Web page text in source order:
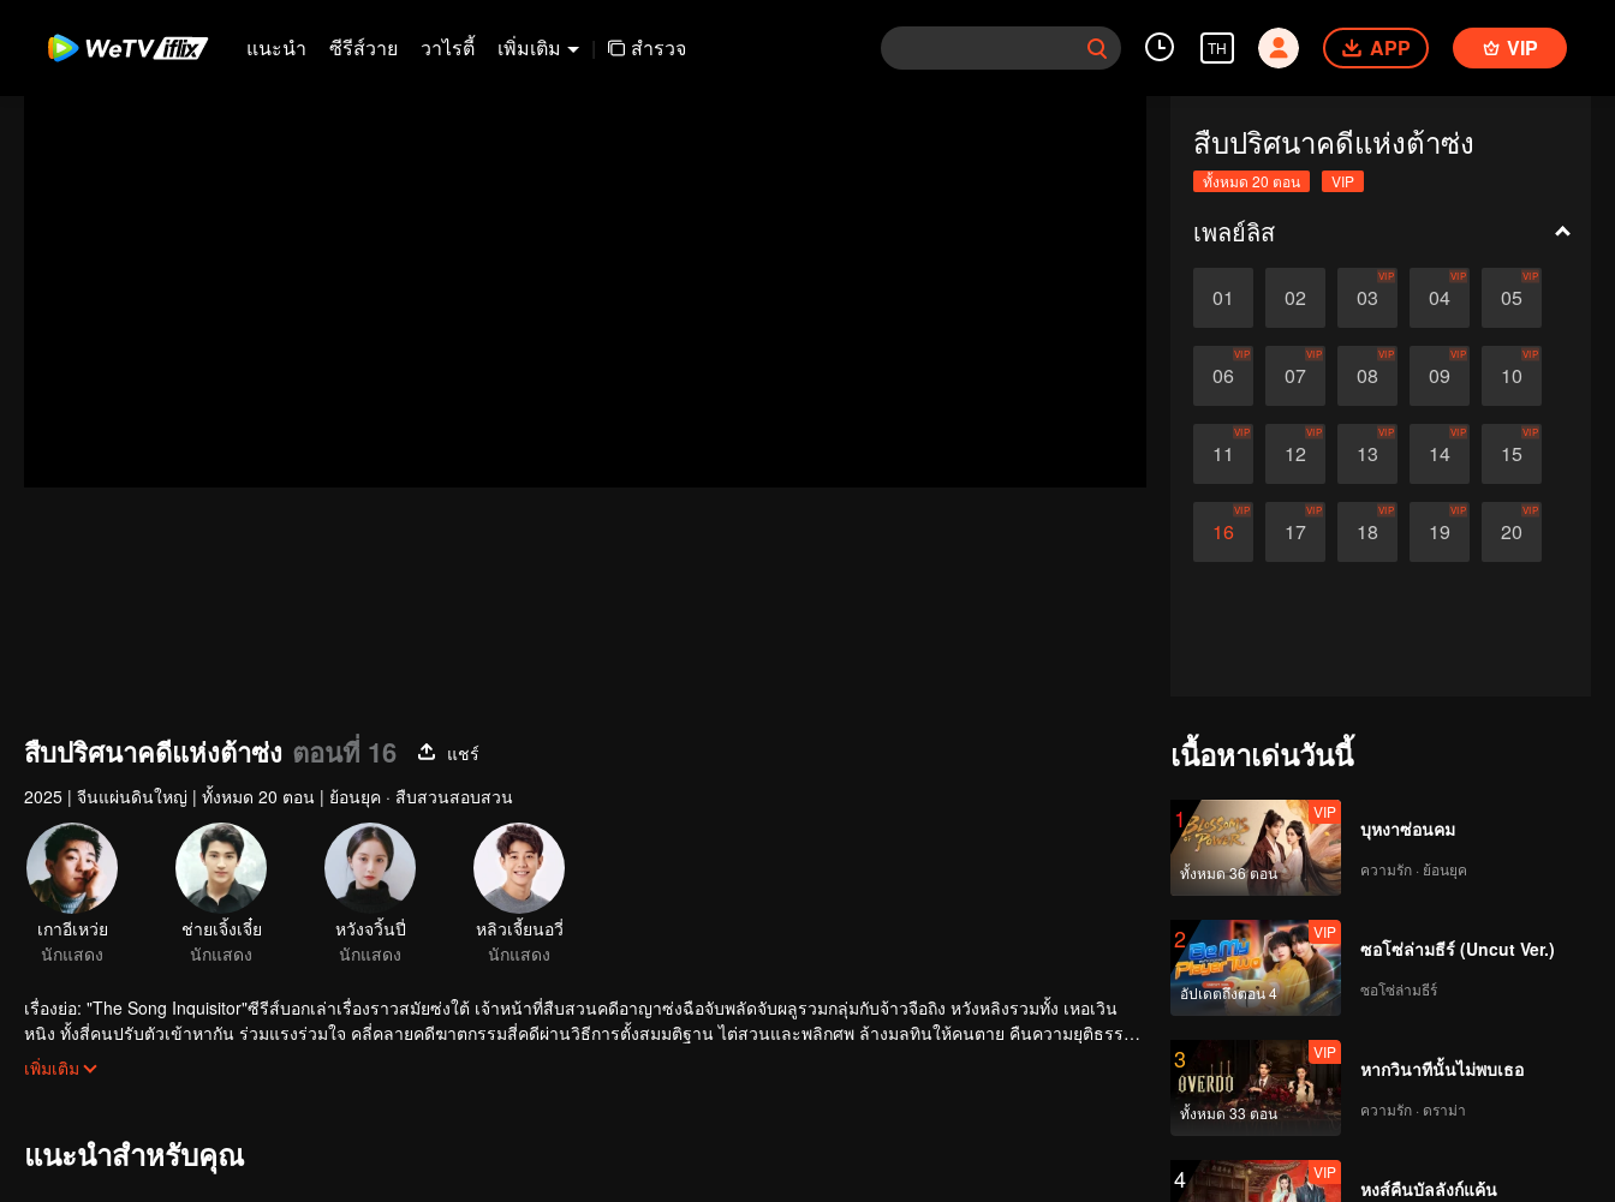
แนะนำ ซีรีส์วาย วาไรตี้ เพิ่มเติม | สำรวจ TH APP VIP
สืบปริศนาคดีแห่งต้าซ่ง
ทั้งหมด 20 ตอน VIP
เพลย์ลิส
01 02 03
VIP
04
VIP
05
VIP
06
VIP
07
VIP
08
VIP
09
VIP
10
VIP
11
VIP
12
VIP
13
VIP
14
VIP
15
VIP
16
VIP
17
VIP
18
VIP
19
VIP
20
VIP
สืบปริศนาคดีแห่งต้าซ่ง ตอนที่ 16
แชร์
2025 | จีนแผ่นดินใหญ่ | ทั้งหมด 20 ตอน | ย้อนยุค · สืบสวนสอบสวน
เกาอีเหว่ย
นักแสดง
ช่ายเจิ้งเจี๋ย
นักแสดง
หวังจวิ้นปี่
นักแสดง
หลิวเจี้ยนอวี่
นักแสดง
เรื่องย่อ: "The Song Inquisitor"ซีรีส์บอกเล่าเรื่องราวสมัยซ่งใต้ เจ้าหน้าที่สืบสวนคดีอาญาซ่งฉือจับพลัดจับผลูรวมกลุ่มกับจ้าวจือถิง หวังหลิงรวมทั้ง เหอเวิน
หนิง ทั้งสี่คนปรับตัวเข้าหากัน ร่วมแรงร่วมใจ คลี่คลายคดีฆาตกรรมสี่คดีผ่านวิธีการตั้งสมมติฐาน ไต่สวนและพลิกศพ ล้างมลทินให้คนตาย คืนความยุติธรรม
ให้คนมีชีวิต
เพิ่มเติม
แนะนำสำหรับคุณ
เนื้อหาเด่นวันนี้
1
ทั้งหมด 36 ตอน
VIP
บุหงาซ่อนคม
ความรัก · ย้อนยุค
2
อัปเดตถึงตอน 4
VIP
ซอโซ่ล่ามธีร์ (Uncut Ver.)
ซอโซ่ล่ามธีร์
3
ทั้งหมด 33 ตอน
VIP
หากวินาทีนั้นไม่พบเธอ
ความรัก · ดราม่า
4 VIP
หงส์คืนบัลลังก์แค้น